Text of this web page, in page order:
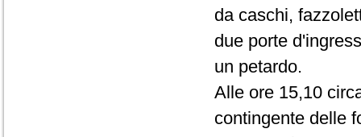
da caschi,
due porte
un petardo.
Alle ore 15,10
contingente delle